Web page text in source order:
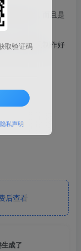
可以搞定，而且是
，而且每天制作好
后查看
成了
取验证码
隐私声明